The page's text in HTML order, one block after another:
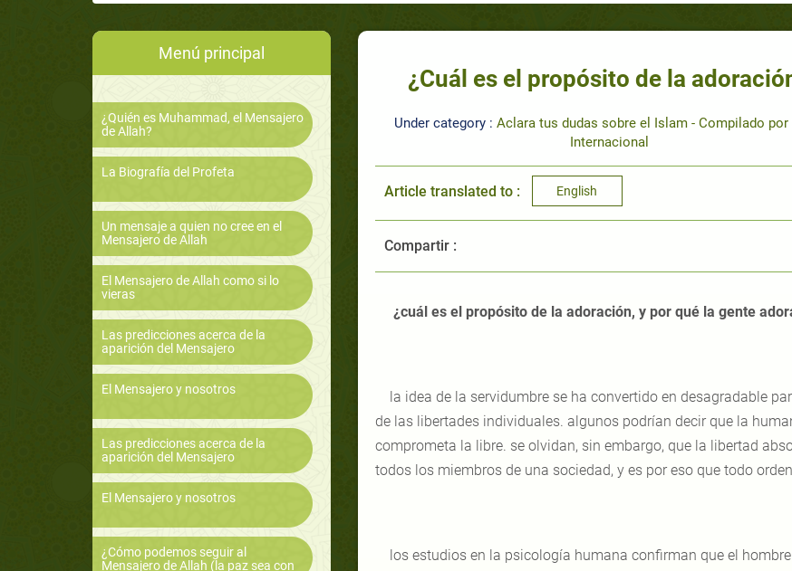
Menú principal
¿Quién es Muhammad, el Mensajero
de Allah?
La Biografía del Profeta
Un mensaje a quien no cree en el
Mensajero de Allah
El Mensajero de Allah como si lo
vieras
Las predicciones acerca de la
aparición del Mensajero
El Mensajero y nosotros
Las predicciones acerca de la
aparición del Mensajero
El Mensajero y nosotros
¿Cómo podemos seguir al
Mensajero de Allah (la paz sea con
¿Cuál es el propósito de la
Under category : Aclara tus dudas sobre el Islam - Compilado por
Internacional
Article translated to : English
Compartir :
¿cuál es el propósito de la adoración, y por qué la gente
la idea de la servidumbre se ha convertido en desagradable
de las libertades individuales. algunos podrían decir que la
comprometa la libre. se olvidan, sin embargo, que la libertad
todos los miembros de una sociedad, y es por eso que todo
los estudios en la psicología humana confirman que el